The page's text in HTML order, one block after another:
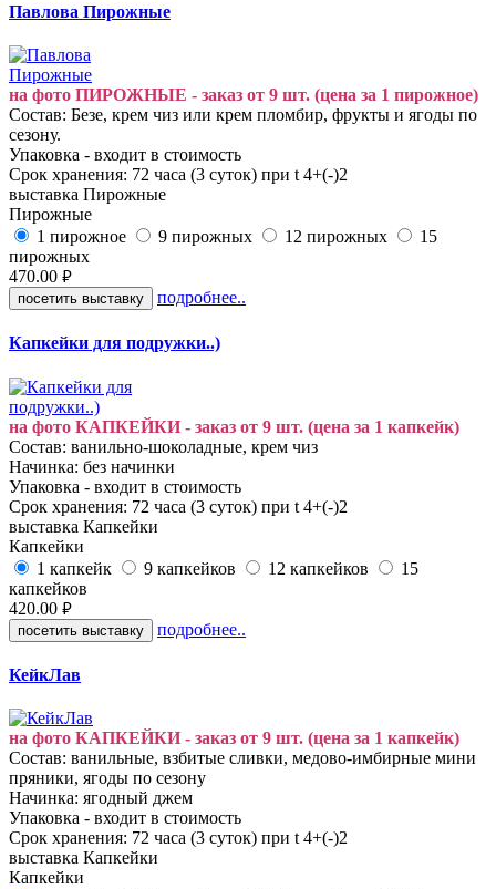
Павлова Пирожные
на фото ПИРОЖНЫЕ - заказ от 9 шт. (цена за 1 пирожное)
Состав: Безе, крем чиз или крем пломбир, фрукты и ягоды по
сезону.
Упаковка - входит в стоимость
Срок хранения: 72 часа (3 суток) при t 4+(-)2
выставка Пирожные
Пирожные
1 пирожное
9 пирожных 12 пирожных
15
пирожных
470.00 руб.
посетить выставку подробнее..
Капкейки для подружки..)
на фото КАПКЕЙКИ - заказ от 9 шт. (цена за 1 капкейк)
Состав: ванильно-шоколадные, крем чиз
Начинка: без начинки
Упаковка - входит в стоимость
Срок хранения: 72 часа (3 суток) при t 4+(-)2
выставка Капкейки
Капкейки
1 капкейк
9 капкейков 12 капкейков
15
капкейков
420.00 руб.
посетить выставку подробнее..
КейкЛав
на фото КАПКЕЙКИ - заказ от 9 шт. (цена за 1 капкейк)
Состав: ванильные, взбитые сливки, медово-имбирные мини
пряники, ягоды по сезону
Начинка: ягодный джем
Упаковка - входит в стоимость
Срок хранения: 72 часа (3 суток) при t 4+(-)2
выставка Капкейки
Капкейки